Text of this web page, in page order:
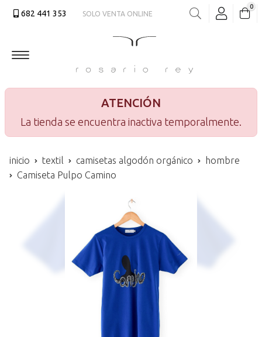
682 441 353
SOLO VENTA ONLINE
Buscar
0
ATENCIÓN
La tienda se encuentra inactiva temporalmente.
inicio textil camisetas algodón orgánico
hombre
Camiseta Pulpo Camino